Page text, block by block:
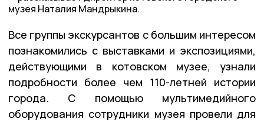
музея Наталия Мандрыкина.
Все группы экскурсантов с большим интересом
познакомились с выставками и экспозициями,
действующими в котовском музее, узнали
подробности более чем 110-летней истории
города. С помощью мультимедийного
оборудования сотрудники музея провели для